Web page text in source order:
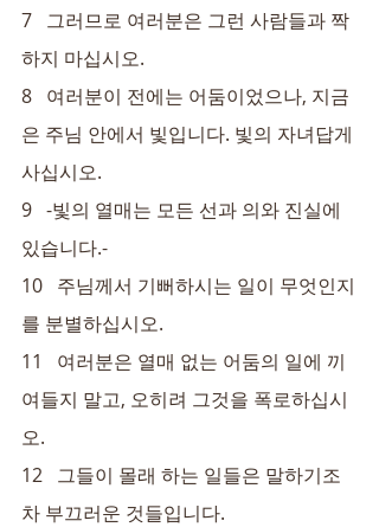
7   그러므로 여러분은 그런 사람들과 짝
하지 마십시오.
8   여러분이 전에는 어둠이었으나, 지금
은 주님 안에서 빛입니다. 빛의 자녀답게
사십시오.
9   -빛의 열매는 모든 선과 의와 진실에
있습니다.-
10   주님께서 기뻐하시는 일이 무엇인지
를 분별하십시오.
11   여러분은 열매 없는 어둠의 일에 끼
여들지 말고, 오히려 그것을 폭로하십시
오.
12   그들이 몰래 하는 일들은 말하기조
차 부끄러운 것들입니다.